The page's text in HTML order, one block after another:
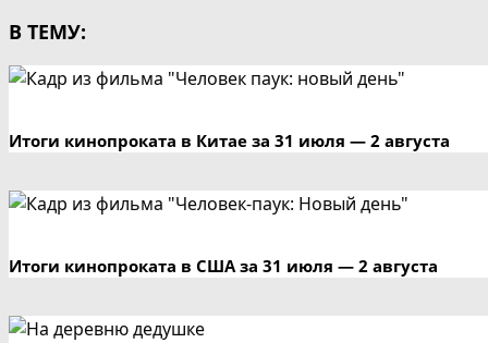
В ТЕМУ:
Итоги кинопроката в Китае за 31 июля — 2 августа
Итоги кинопроката в США за 31 июля — 2 августа